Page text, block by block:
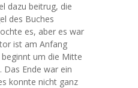
dazu beitrug, die
des Buches
es, aber es war
ist am Anfang
um die Mitte
Das Ende war ein
konnte nicht ganz